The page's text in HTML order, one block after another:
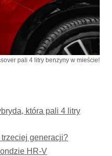
pali 4 litry benzyny w mieście!
która pali 4 litry
generacji?
HR-V